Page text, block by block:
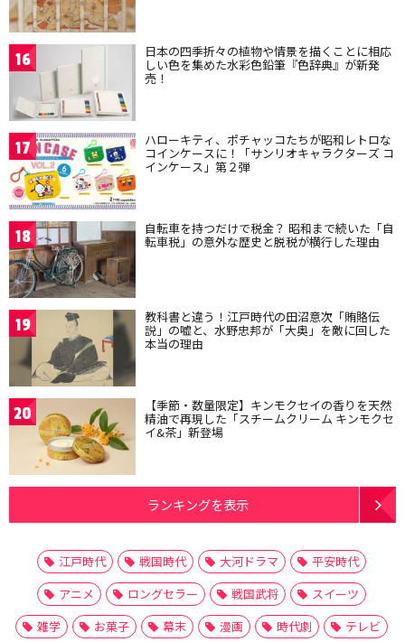
16 日本の四季折々の植物や情景を描くことに相応
しい色を集めた水彩色鉛筆『色辞典』が新発
売！
17 ハローキティ、ポチャッコたちが昭和レトロな
コインケースに！「サンリオキャラクターズ コ
インケース」第２弾
18 自転車を持つだけで税金？ 昭和まで続いた「自
転車税」の意外な歴史と脱税が横行した理由
19 教科書と違う！江戸時代の田沼意次「賄賂伝
説」の嘘と、水野忠邦が「大奥」を敵に回した
本当の理由
20 【季節・数量限定】キンモクセイの香りを天然
精油で再現した「スチームクリーム キンモクセ
イ&茶」新登場
ランキングを表示
江戸時代 戦国時代 大河ドラマ
平安時代
アニメ
ロングセラー 戦国武将
スイーツ
雑学
お菓子 幕末 漫画 時代劇
テレビ